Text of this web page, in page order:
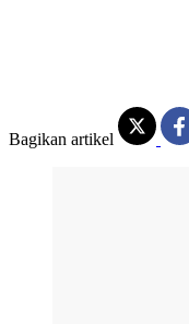
Bagikan artikel